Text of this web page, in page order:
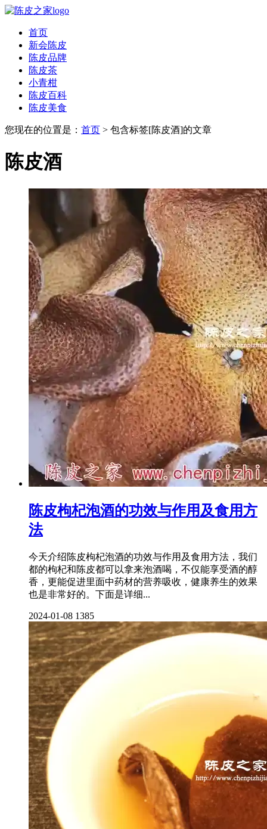
首页
新会陈皮
陈皮品牌
陈皮茶
小青柑
陈皮百科
陈皮美食
您现在的位置是： 首页 > 包含标签[陈皮酒]的文章
陈皮酒
陈皮枸杞泡酒的功效与作用及食用方
法
今天介绍陈皮枸杞泡酒的功效与作用及食用方法，我们
都的枸杞和陈皮都可以拿来泡酒喝，不仅能享受酒的醇
香，更能促进里面中药材的营养吸收，健康养生的效果
也是非常好的。下面是详细...
2024-01-08 1385